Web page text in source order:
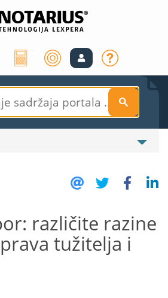
S
različite razine
tužitelja i